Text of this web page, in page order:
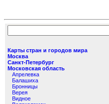
Карты стран и городов мира
Москва
Санкт-Петербург
Московская область
Апрелевка
Балашиха
Бронницы
Верея
Видное